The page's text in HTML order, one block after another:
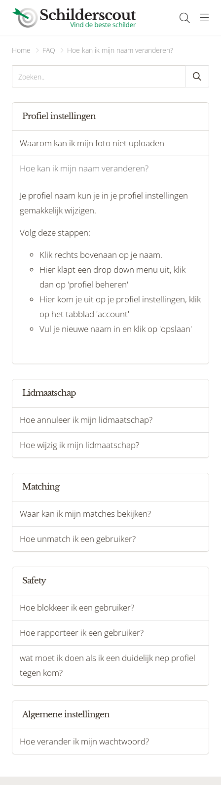
Home FAQ Hoe kan ik mijn naam veranderen?
Profiel instellingen
Waarom kan ik mijn foto niet uploaden
Hoe kan ik mijn naam veranderen?
Je profiel naam kun je in je profiel instellingen
gemakkelijk wijzigen.
Volg deze stappen:
Klik rechts bovenaan op je naam.
Hier klapt een drop down menu uit, klik
dan op 'profiel beheren'
Hier kom je uit op je profiel instellingen, klik
op het tabblad 'account'
Vul je nieuwe naam in en klik op 'opslaan'
Lidmaatschap
Hoe annuleer ik mijn lidmaatschap?
Hoe wijzig ik mijn lidmaatschap?
Matching
Waar kan ik mijn matches bekijken?
Hoe unmatch ik een gebruiker?
Safety
Hoe blokkeer ik een gebruiker?
Hoe rapporteer ik een gebruiker?
wat moet ik doen als ik een duidelijk nep profiel
tegen kom?
Algemene instellingen
Hoe verander ik mijn wachtwoord?